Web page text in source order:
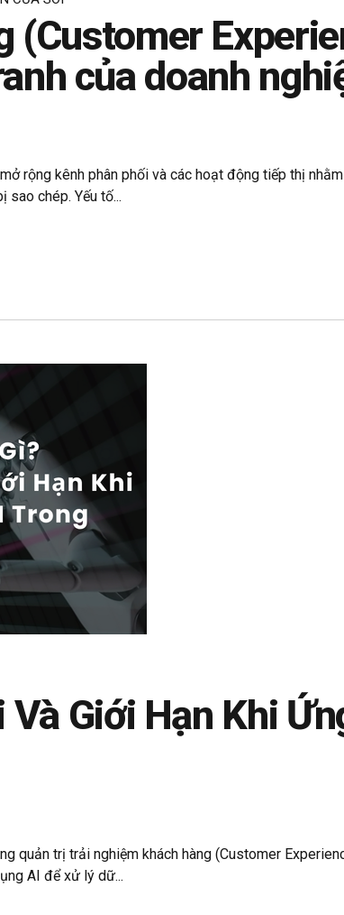
(Customer
của doanh
rộng kênh phân phối và các hoạt động tiếp thị
sao chép. Yếu tố...
Và Giới Hạn Khi
quản trị trải nghiệm khách hàng (Customer
AI để xử lý dữ...